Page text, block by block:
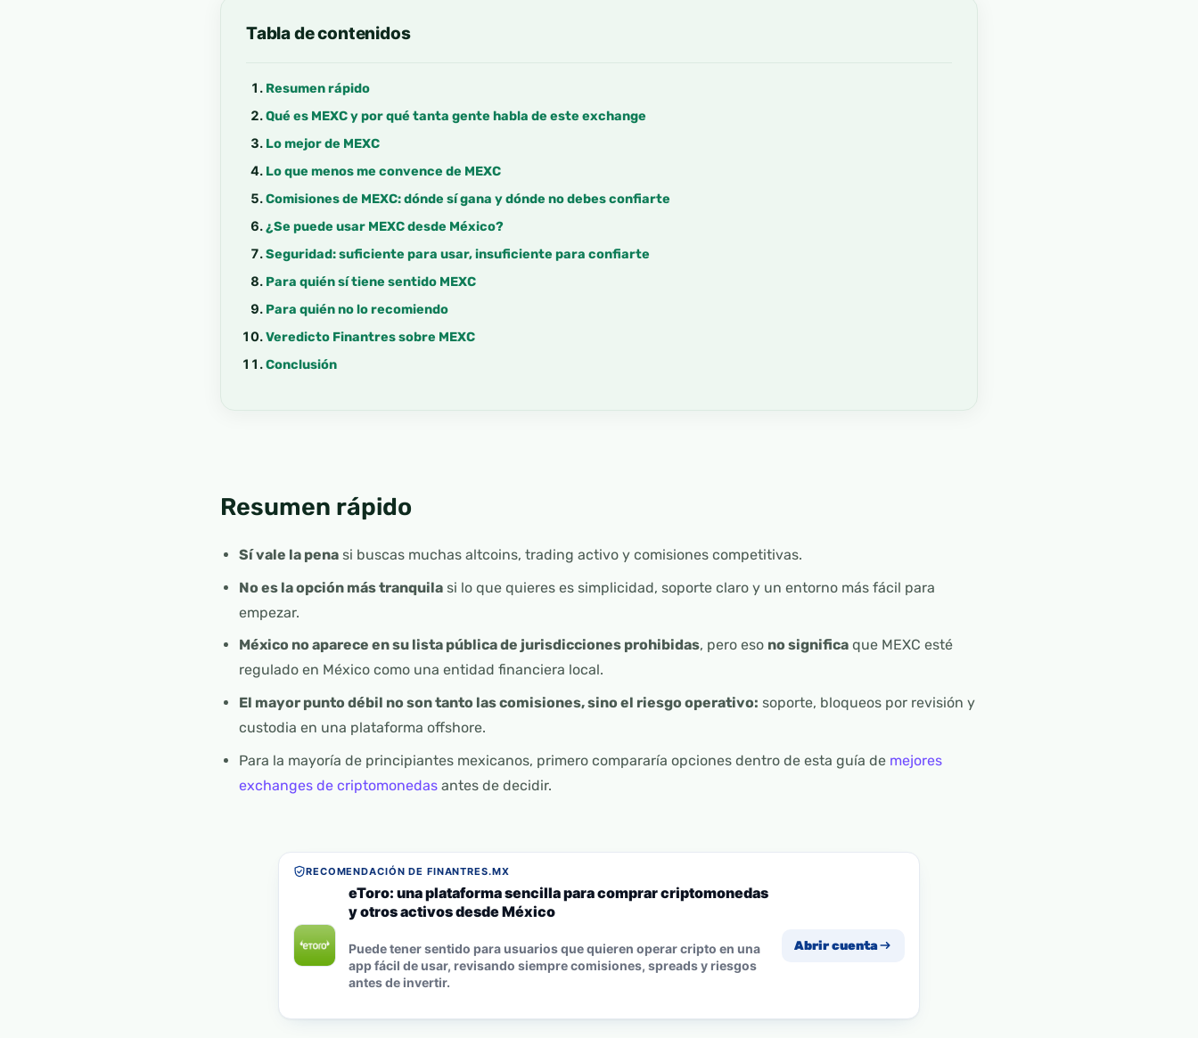
Tabla de contenidos
Resumen rápido
Qué es MEXC y por qué tanta gente habla de este exchange
Lo mejor de MEXC
Lo que menos me convence de MEXC
Comisiones de MEXC: dónde sí gana y dónde no debes confiarte
¿Se puede usar MEXC desde México?
Seguridad: suficiente para usar, insuficiente para confiarte
Para quién sí tiene sentido MEXC
Para quién no lo recomiendo
Veredicto Finantres sobre MEXC
Conclusión
Resumen rápido
Sí vale la penasi buscas muchas altcoins, trading activo y comisiones competitivas.
No es la opción más tranquilasi lo que quieres es simplicidad, soporte claro y un entorno más fácil para
empezar.
México no aparece en su lista pública de jurisdicciones prohibidas, pero eso no significaque MEXC esté
regulado en México como una entidad financiera local.
El mayor punto débil no son tanto las comisiones, sino el riesgo operativo: soporte, bloqueos por revisión y
custodia en una plataforma offshore.
Para la mayoría de principiantes mexicanos, primero compararía opciones dentro de esta guía de mejores
exchanges de criptomonedasantes de decidir.
RECOMENDACIÓN DE FINANTRES.MX
eToro: una plataforma sencilla para comprar criptomonedas
y otros activos desde México
Puede tener sentido para usuarios que quieren operar cripto en una
app fácil de usar, revisando siempre comisiones, spreads y riesgos
antes de invertir.
Abrir cuenta